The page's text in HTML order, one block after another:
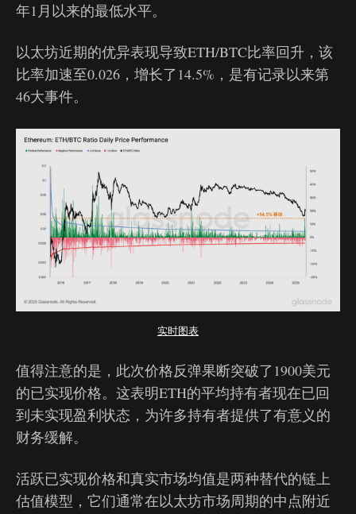
年1月以来的最低水平。
以太坊近期的优异表现导致ETH/BTC比率回升，该
比率加速至0.026，增长了14.5%，是有记录以来第
46大事件。
实时图表
值得注意的是，此次价格反弹果断突破了1900美元
的已实现价格。这表明ETH的平均持有者现在已回
到未实现盈利状态，为许多持有者提供了有意义的
财务缓解。
活跃已实现价格和真实市场均值是两种替代的链上
估值模型，它们通常在以太坊市场周期的中点附近